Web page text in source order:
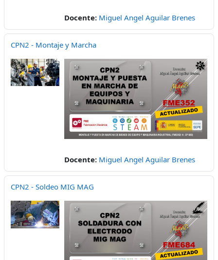
Docente: Miguel Angel Aguilar Brenes
CPN2 - Montaje y Marcha
Docente: Miguel Angel Aguilar Brenes
CPN2 - Soldeo MIG MAG